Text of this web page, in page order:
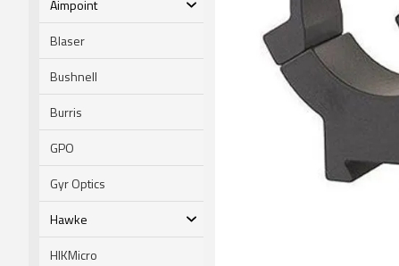
Aimpoint
Blaser
Bushnell
Burris
GPO
Gyr Optics
Hawke
HIKMicro